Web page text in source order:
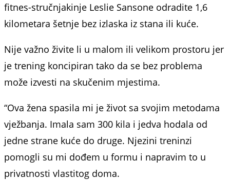
fitnes-stručnjakinje Leslie Sansone odradite 1,6
kilometara šetnje bez izlaska iz stana ili kuće.
Nije važno živite li u malom ili velikom prostoru jer
je trening koncipiran tako da se bez problema
može izvesti na skučenim mjestima.
“Ova žena spasila mi je život sa svojim metodama
vježbanja. Imala sam 300 kila i jedva hodala od
jedne strane kuće do druge. Njezini treninzi
pomogli su mi dođem u formu i napravim to u
privatnosti vlastitog doma.